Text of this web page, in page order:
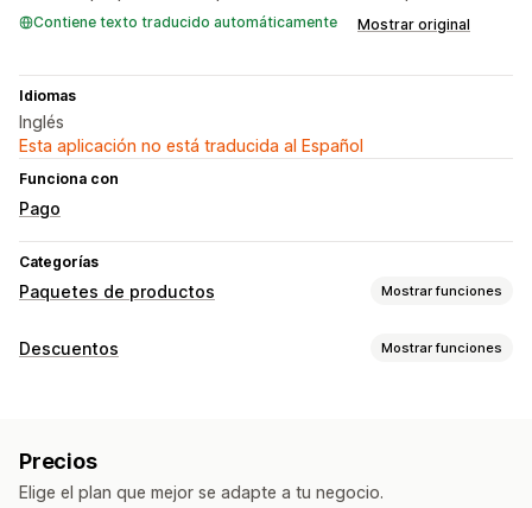
Contiene texto traducido automáticamente Mostrar original
Idiomas
Inglés
Esta aplicación no está traducida al Español
Funciona con
Pago
Categorías
Paquetes de productos Mostrar funciones
Tipos de paquetes
Precios que puedes fijar
Precios fijos
Precios por niveles
Descuentos por volumen
Descuentos Mostrar funciones
Descuentos porcentuales
Precios
Elige el plan que mejor se adapte a tu negocio.